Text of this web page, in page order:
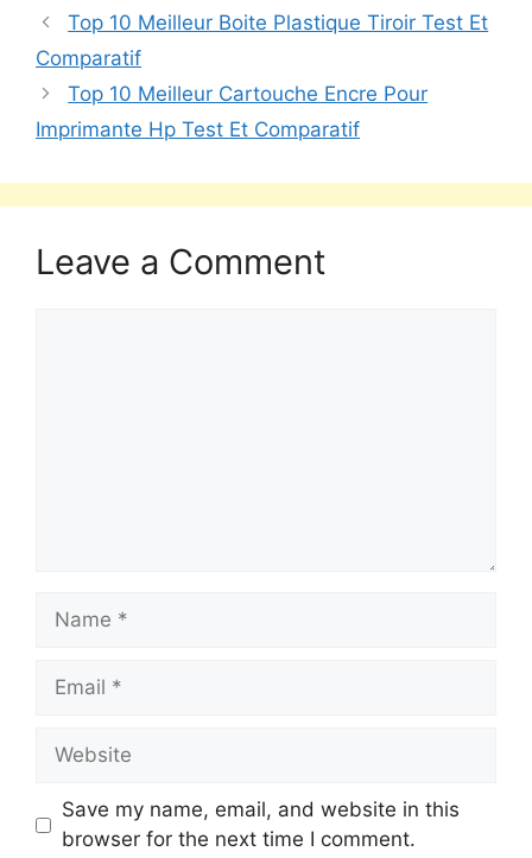
Top 10 Meilleur Boite Plastique Tiroir Test Et
Comparatif
Top 10 Meilleur Cartouche Encre Pour
Imprimante Hp Test Et Comparatif
Leave a Comment
Save my name, email, and website in this
browser for the next time I comment.